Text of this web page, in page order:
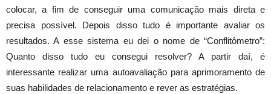
colocar, a fim de conseguir uma comunicação mais direta e
precisa possível. Depois disso tudo é importante avaliar os
resultados. A esse sistema eu dei o nome de “Conflitômetro”:
Quanto disso tudo eu consegui resolver? A partir daí, é
interessante realizar uma autoavaliação para aprimoramento de
suas habilidades de relacionamento e rever as estratégias.